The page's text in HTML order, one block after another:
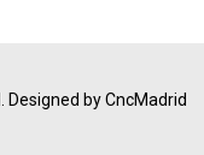
Designed by CncMadrid